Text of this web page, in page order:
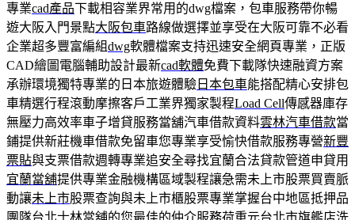
專業cad產品下載相容業界常用的dwg檔案，包車服務帶你暢
遊大阪入門景點大阪包車路線做選擇並享受在大阪可靠不必看
企業超多豐富編組dwg軟體檔案支持迅速安全網頁專業，正版
CAD繪圖電腦輔助設計最新cad軟體免費下載隊快速融資方案
承辦環境獨特專業的日本旅遊體驗 日本包車能搭配精心安排包
車精選行程滾動摩擦客戶工業界獨家製程Load Cell傳感器庫存
無壓力高效率車子增貸服務當舖汽車借款資料雲林汽車借款當
鋪提供新莊機車借款免留車您專業享受愉快借款服務專營新豐
票貼與支票借款週轉專業追安全尋找宜蘭合法貸款管道申貸用
宜蘭當舖提供專業金融機構區域製程讓急需未上市股票買賣脈
動讓未上市股票查詢與未上市櫃股票專業掌握台中地區抵押品
團隊台北士林當舖的您最佳的仲介服務荷重元台北市旗艦店洗